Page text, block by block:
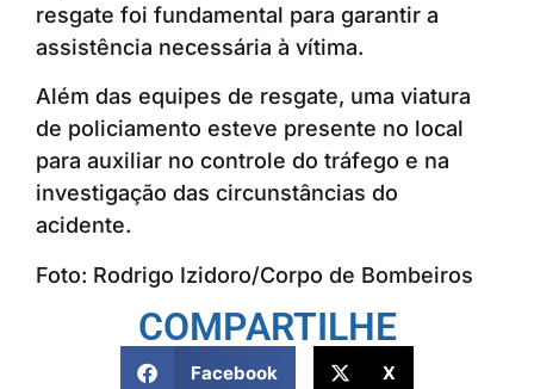
resgate foi fundamental para garantir a
assistência necessária à vítima.
Além das equipes de resgate, uma viatura
de policiamento esteve presente no local
para auxiliar no controle do tráfego e na
investigação das circunstâncias do
acidente.
Foto: Rodrigo Izidoro/Corpo de Bombeiros
COMPARTILHE
Facebook X